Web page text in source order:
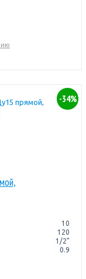
-34%
10
120
1/2"
0.9